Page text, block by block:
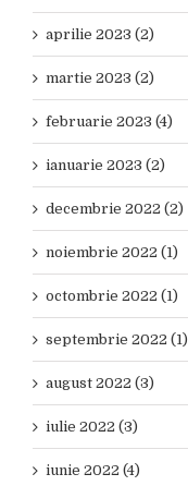
aprilie 2023 (2)
martie 2023 (2)
februarie 2023 (4)
ianuarie 2023 (2)
decembrie 2022 (2)
noiembrie 2022 (1)
octombrie 2022 (1)
septembrie 2022 (1)
august 2022 (3)
iulie 2022 (3)
iunie 2022 (4)